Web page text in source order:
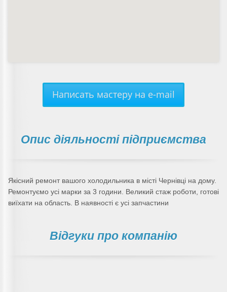
Написать мастеру на e-mail
Опис діяльності підприємства
Якісний ремонт вашого холодильника в місті Чернівці на дому.
Ремонтуємо усі марки за 3 години. Великий стаж роботи, готові
виїхати на область. В наявності є усі запчастини
Відгуки про компанію